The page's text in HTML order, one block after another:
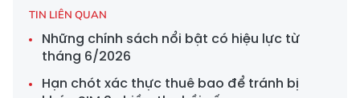
TIN LIÊN QUAN
Những chính sách nổi bật có hiệu lực từ
tháng 6/2026
Hạn chót xác thực thuê bao để tránh bị